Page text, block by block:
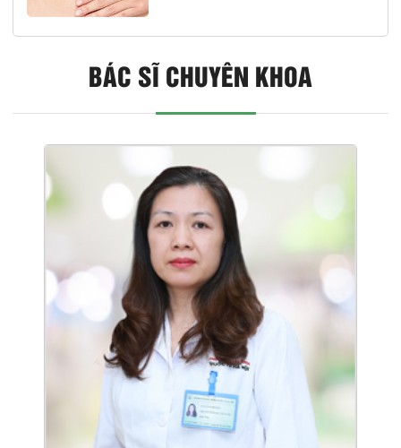
BÁC SĨ CHUYÊN KHOA